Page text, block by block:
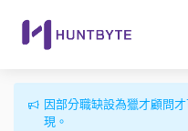
因部分職缺設為獵才顧問
現。